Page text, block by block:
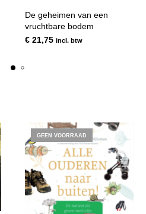
De geheimen van een
vruchtbare bodem
€ 21,75 incl. btw
GEEN VOORRAAD